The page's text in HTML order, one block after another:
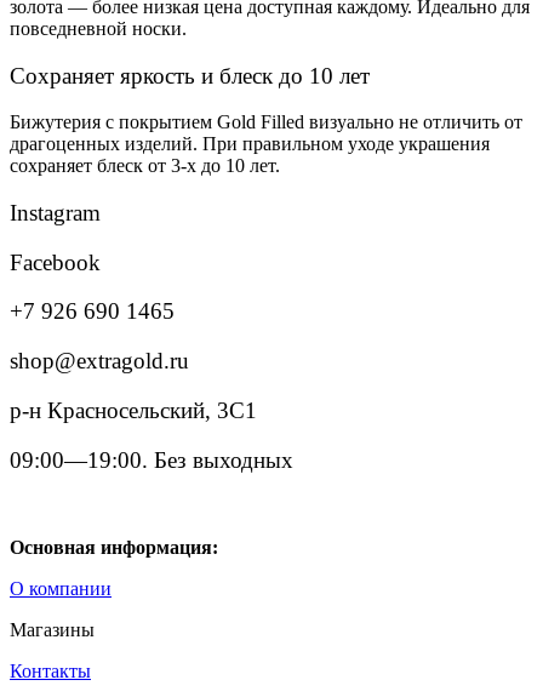
золота — более низкая цена доступная каждому. Идеально для
повседневной носки.
Сохраняет яркость и блеск до 10 лет
Бижутерия с покрытием Gold Filled визуально не отличить от
драгоценных изделий. При правильном уходе украшения
сохраняет блеск от 3-х до 10 лет.
Instagram
Facebook
+7 926 690 1465
shop@extragold.ru
р-н Красносельский, 3С1
09:00—19:00. Без выходных
Основная информация:
О компании
Магазины
Контакты